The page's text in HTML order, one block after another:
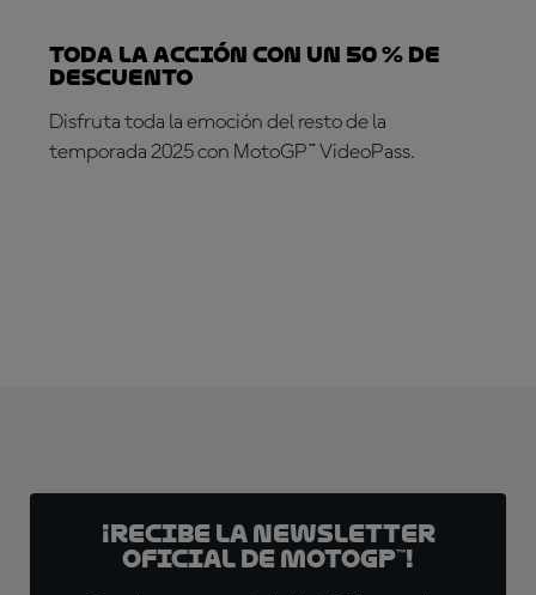
TODA LA ACCIÓN CON UN 50 % DE
DESCUENTO
Disfruta toda la emoción del resto de la
temporada 2025 con MotoGP™ VideoPass.
¡Recibe la Newsletter
oficial de MotoGP™!